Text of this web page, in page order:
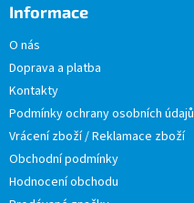
Informace
O nás
Doprava a platba
Kontakty
Podmínky ochrany osobních údajů
Vrácení zboží / Reklamace zboží
Obchodní podmínky
Hodnocení obchodu